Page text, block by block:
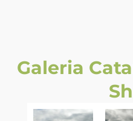
Galeria